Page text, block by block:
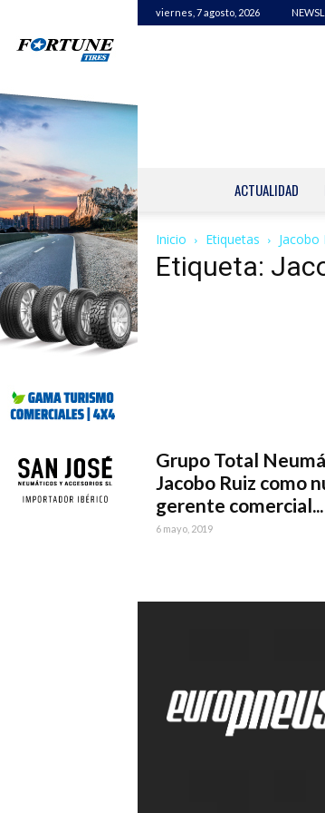
viernes, 7 agosto, 2026
ACTUALIDAD
Inicio Etiquetas Jacobo
Etiqueta:
Grupo Total
Jacobo Ruiz como
gerente comercial...
6 mayo, 2019